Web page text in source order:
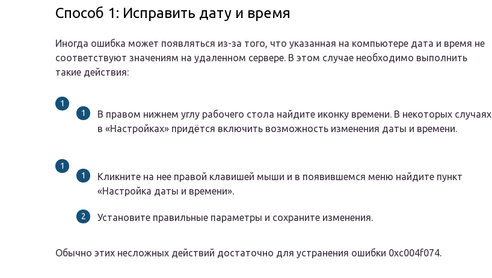
Способ 1: Исправить дату и время
Иногда ошибка может появляться из-за того, что указанная на компьютере дата и время не
соответствуют значениям на удаленном сервере. В этом случае необходимо выполнить
такие действия:
В правом нижнем углу рабочего стола найдите иконку времени. В некоторых случаях
в «Настройках» придётся включить возможность изменения даты и времени.
Кликните на нее правой клавишей мыши и в появившемся меню найдите пункт
«Настройка даты и времени».
Установите правильные параметры и сохраните изменения.
Обычно этих несложных действий достаточно для устранения ошибки 0xc004f074.